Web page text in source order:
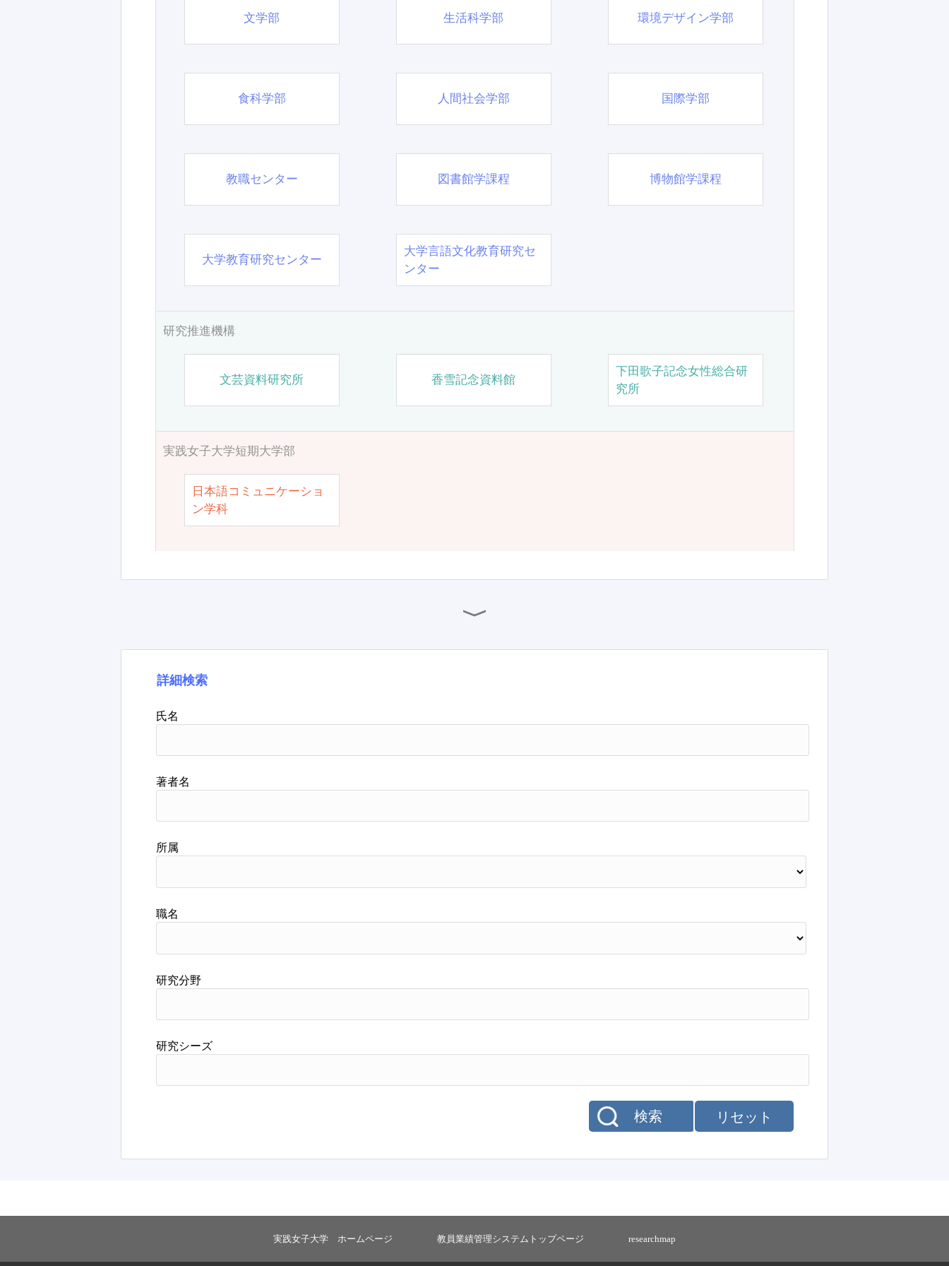
文学部 生活科学部 環境デザイン学部
食科学部 人間社会学部 国際学部
教職センター 図書館学課程 博物館学課程
大学教育研究センター
大学言語文化教育研究セ
ンター
研究推進機構
文芸資料研究所 香雪記念資料館
下田歌子記念女性総合研
究所
実践女子大学短期大学部
日本語コミュニケーショ
ン学科
詳細検索
氏名
著者名
所属
職名
研究分野
研究シーズ
リセット
検索
実践女子大学 ホームページ 教員業績管理システムトップページ researchmap